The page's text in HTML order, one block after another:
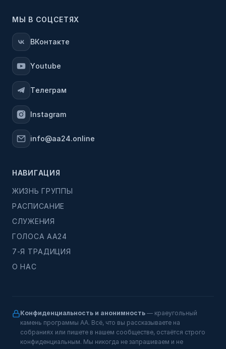
МЫ В СОЦСЕТЯХ
ВКонтакте
Youtube
Телеграм
Instagram
info@aa24.online
НАВИГАЦИЯ
ЖИЗНЬ ГРУППЫ
РАСПИСАНИЕ
СЛУЖЕНИЯ
ГОЛОСА АА24
7-Я ТРАДИЦИЯ
О НАС
Конфиденциальность и анонимность — краеугольный
камень программы АА. Всё, что вы рассказываете на
собраниях или пишете в нашем сообществе, остаётся строго
конфиденциальным. Мы никогда не запрашиваем и не